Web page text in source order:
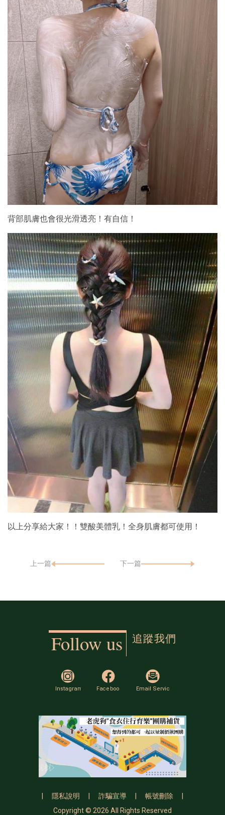
背部肌膚也會很光滑透亮！有自信！
以上分享給大家！！雙酸美體乳！全身肌膚都可使用！
上一篇 下一篇
Follow us 追蹤我們
隱私說明 詐騙宣導 帳號刪除
Copyright © 2026 All Rights Reserved